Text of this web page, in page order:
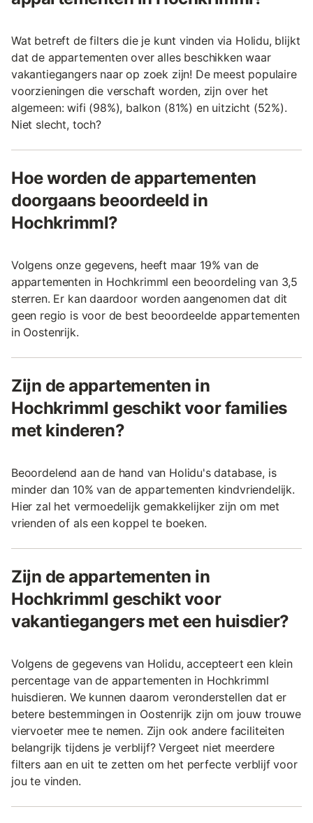
Wat betreft de filters die je kunt vinden via Holidu, blijkt
dat de appartementen over alles beschikken waar
vakantiegangers naar op zoek zijn! De meest populaire
voorzieningen die verschaft worden, zijn over het
algemeen: wifi (98%), balkon (81%) en uitzicht (52%).
Niet slecht, toch?
Hoe worden de appartementen
doorgaans beoordeeld in
Hochkrimml?
Volgens onze gegevens, heeft maar 19% van de
appartementen in Hochkrimml een beoordeling van 3,5
sterren. Er kan daardoor worden aangenomen dat dit
geen regio is voor de best beoordeelde appartementen
in Oostenrijk.
Zijn de appartementen in
Hochkrimml geschikt voor families
met kinderen?
Beoordelend aan de hand van Holidu's database, is
minder dan 10% van de appartementen kindvriendelijk.
Hier zal het vermoedelijk gemakkelijker zijn om met
vrienden of als een koppel te boeken.
Zijn de appartementen in
Hochkrimml geschikt voor
vakantiegangers met een huisdier?
Volgens de gegevens van Holidu, accepteert een klein
percentage van de appartementen in Hochkrimml
huisdieren. We kunnen daarom veronderstellen dat er
betere bestemmingen in Oostenrijk zijn om jouw trouwe
viervoeter mee te nemen. Zijn ook andere faciliteiten
belangrijk tijdens je verblijf? Vergeet niet meerdere
filters aan en uit te zetten om het perfecte verblijf voor
jou te vinden.